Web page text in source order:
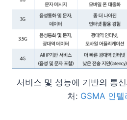
서비스 및 성능에 기반의 통
처: GSMA 인텔